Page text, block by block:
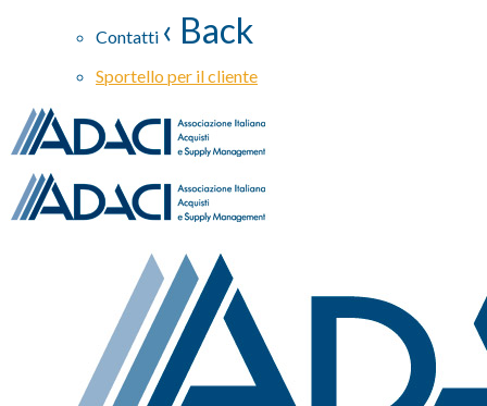
Contatti ‹ Back
Sportello per il cliente